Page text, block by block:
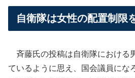
自衛隊は女性の配置制限
斉藤氏の投稿は自衛隊における
ているように思え、国会議員にな